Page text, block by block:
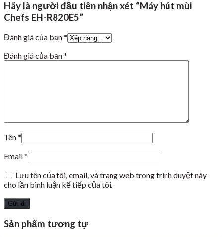
Hãy là người đầu tiên nhận xét “Máy hút mùi
Chefs EH-R820E5”
Đánh giá của bạn*
Đánh giá của bạn*
Tên*
Email*
Lưu tên của tôi, email, và trang web trong trình duyệt này
cho lần bình luận kế tiếp của tôi.
Sản phẩm tương tự